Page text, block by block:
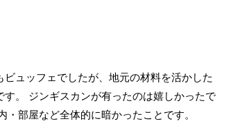
ュッフェでしたが、地元の材料を活かした
。 ジンギスカンが有ったのは嬉しかったで
部屋など全体的に暗かったことです。